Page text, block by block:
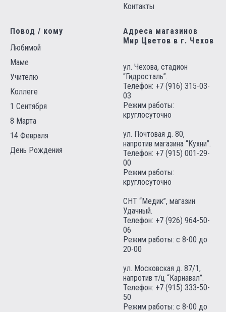
Контакты
Повод / кому
Любимой
Маме
Учителю
Коллеге
1 Сентября
8 Марта
14 Февраля
День Рождения
Адреса магазинов
Мир Цветов в г. Чехов
ул. Чехова, стадион
“Гидросталь”.
Телефон: +7 (916) 315-03-
03
Режим работы:
круглосуточно
ул. Почтовая д. 80,
напротив магазина “Кухни”.
Телефон: +7 (915) 001-29-
00
Режим работы:
круглосуточно
СНТ “Медик”, магазин
Удачный.
Телефон: +7 (926) 964-50-
06
Режим работы: с 8-00 до
20-00
ул. Московская д. 87/1,
напротив т/ц “Карнавал”.
Телефон: +7 (915) 333-50-
50
Режим работы: с 8-00 до